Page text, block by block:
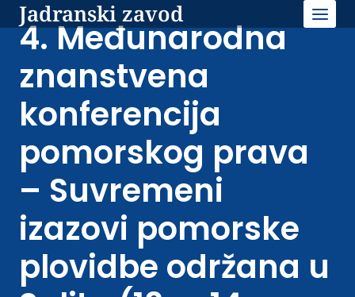
content
Jadranski zavod
4. Međunarodna
znanstvena
konferencija
pomorskog prava
– Suvremeni
izazovi pomorske
plovidbe održana u